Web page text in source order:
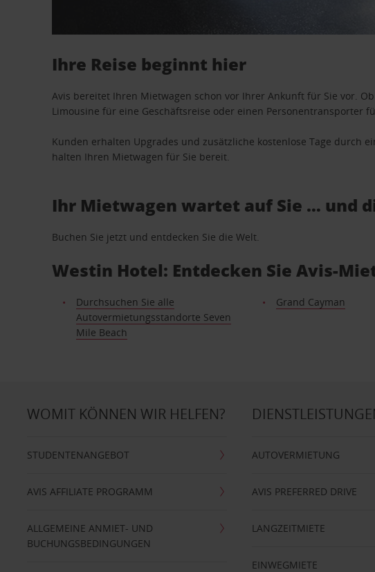
Ihre Reise beginnt hier
Avis bereitet Ihren Mietwagen schon vor Ihrer Ankunft für Sie vor.
Limousine für eine Geschäftsreise oder einen Personentransporter
Kunden erhalten Upgrades und zusätzliche kostenlose Tage durch
halten Ihren Mietwagen für Sie bereit.
Ihr Mietwagen wartet auf Sie … und
Buchen Sie jetzt und entdecken Sie die Welt.
Westin Hotel: Entdecken Sie Avis-
Durchsuchen Sie alle
Autovermietungsstandorte Seven
Mile Beach
Grand Cayman
WOMIT KÖNNEN WIR HELFEN?
STUDENTENANGEBOT
AVIS AFFILIATE PROGRAMM
ALLGEMEINE ANMIET- UND
BUCHUNGSBEDINGUNGEN
AUTOVERMIETUNG
AVIS PREFERRED DRIVE
LANGZEITMIETE
EINWEGMIETE